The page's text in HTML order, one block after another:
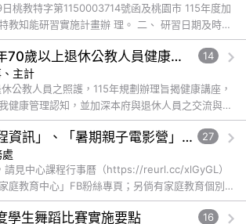
桃教特字第1150003714號函及桃園市 115年度加
教知能研習實施計畫辦 理。 二、 研習日期及時
間：115年8月28日(五)上午9:00-12:... 觀看完整文章
桃園市政府115年70歲以上退休公教人員健康講座「吃得安心，動得舒心」，歡迎退休同仁踴躍參加 14
主計
公教人員之照護，115年規劃辦理旨揭健康講座，
健康管理認知，並加深本府與退休人員之交流與情
誼，講座內容說明如下： (一) 辦理日期及地點： １、 ... 觀看完整文章
「小桃家8月課程資訊」、「暑期親子電影營」、「祖孫樂淘桃」、「愛『原原』不絕-親子共學同樂會」 27
庭教育中心」FB粉絲專頁；另倘有家庭教育個別
化服務需求，可撥打41281... 觀看完整文章
學生舞蹈比賽實施要點 16